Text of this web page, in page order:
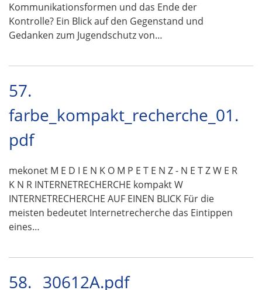
Kommunikationsformen und das Ende der
Kontrolle? Ein Blick auf den Gegenstand und
Gedanken zum Jugendschutz von…
57.
farbe_kompakt_recherche_01.
pdf
mekonet M E D I E N K O M P E T E N Z - N E T Z W E R
K N R INTERNETRECHERCHE kompakt W
INTERNETRECHERCHE AUF EINEN BLICK Für die
meisten bedeutet Internetrecherche das Eintippen
eines…
58. 30612A.pdf